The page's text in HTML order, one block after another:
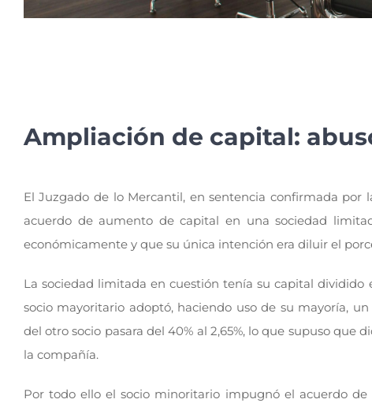
Ampliación de capital:
El Juzgado de lo Mercantil, en sentencia confirmada
acuerdo de aumento de capital en una sociedad
económicamente y que su única intención era diluir el
La sociedad limitada en cuestión tenía su capital dividido
socio mayoritario adoptó, haciendo uso de su mayoría,
del otro socio pasara del 40% al 2,65%, lo que supuso que
la compañía.
Por todo ello el socio minoritario impugnó el acuerdo